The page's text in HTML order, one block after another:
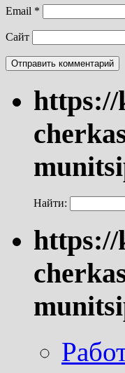
Email *
Сайт
Найти: